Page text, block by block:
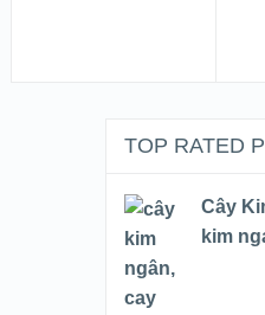
TOP RATED
Cây
kim